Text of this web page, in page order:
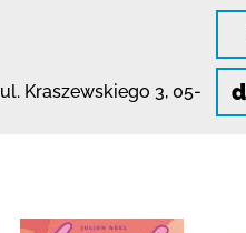
ul. Kraszewskiego 3, 05-